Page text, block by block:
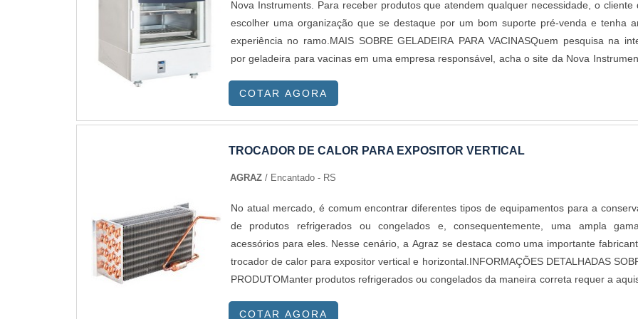
os clientes....
Nova Instruments. Para receber produtos que atendem qualquer necessidade, o cliente
escolher uma organização que se destaque por um bom suporte pré-venda e tenha
experiência no ramo.MAIS SOBRE GELADEIRA PARA VACINASQuem pesquisa na
por geladeira para vacinas em uma empresa responsável, acha o site da Nova
no mercado para cada cliente.Ainda tratando-se de geladeira para vacinas, na
custo-benefício, pequenos detalhes, mas de grande valia para saber a
seriedade da empresa.É importante lembrar que o produto deve sempre ser adquirido
durabilidade dos materiais, além de evitar prejuízos com substituições frequentes de
desnecessários.Existem diversos motivos para a Nova Instruments ter se tornado
desses motivos são: Diversas opções de pagamento disponíveis; Profissionais com
experiência na área de atuação; Atendimento personalizado; Comprometimento
resultado final; Logística ampla para atendimento em todo o território nacional;
de última geração.GARANTIA E ASSERTIVIDADE NO SEGMENTOApenas na
COTAR AGORA
TROCADOR DE CALOR PARA EXPOSITOR VERTICAL
AGRAZ/ Encantado - RS
No atual mercado, é comum encontrar diferentes tipos de equipamentos para a
de produtos refrigerados ou congelados e, consequentemente, uma ampla
acessórios para eles. Nesse cenário, a Agraz se destaca como uma importante
trocador de calor para expositor vertical e horizontal.INFORMAÇÕES DETALHADAS
PRODUTOManter produtos refrigerados ou congelados da maneira correta requer a
acessórios eficientes. Por esse motivo, é muito importante que o trocador de calor
COTAR AGORA